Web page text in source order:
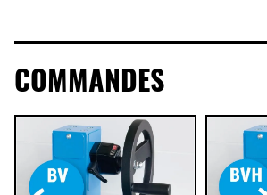
COMMANDES